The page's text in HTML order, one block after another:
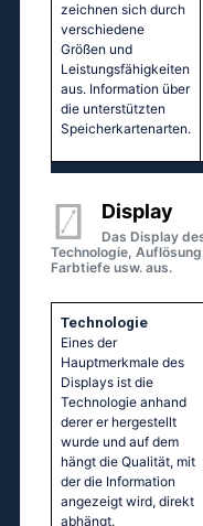
zeichnen sich durch
verschiedene
Größen und
Leistungsfähigkeiten
aus. Information über
die unterstützten
Speicherkartenarten.
Display
Das Display
Technologie,
Farbtiefe usw. aus.
Technologie
Eines der
Hauptmerkmale des
Displays ist die
Technologie anhand
derer er hergestellt
wurde und auf dem
hängt die Qualität, mit
der die Information
angezeigt wird, direkt
abhängt.